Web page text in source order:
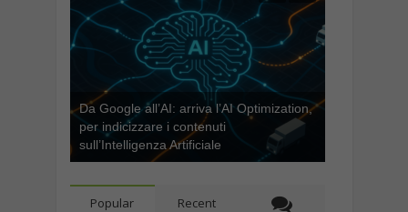
Da Google all’AI: arriva l’AI Optimization,
per indicizzare i contenuti
sull’Intelligenza Artificiale
Popular Recent